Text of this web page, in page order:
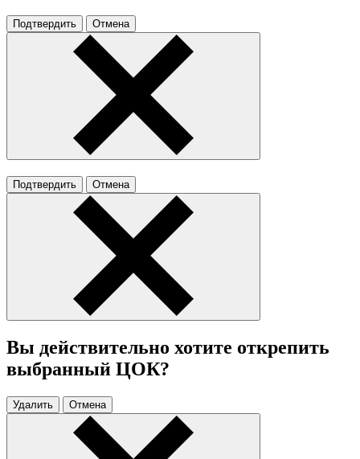
Подтвердить Отмена
Подтвердить Отмена
Вы действительно хотите открепить
выбранный ЦОК?
Удалить Отмена